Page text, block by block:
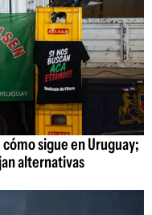
sigue en Uruguay;
alternativas